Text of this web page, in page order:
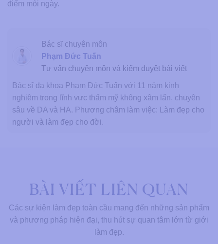
điểm mỗi ngày.
Bác sĩ chuyên môn
Phạm Đức Tuấn
Tư vấn chuyên môn và kiểm duyệt bài viết
Bác sĩ đa khoa Phạm Đức Tuấn với 11 năm kinh
nghiệm trong lĩnh vực thẩm mỹ không xâm lấn, chuyên
sâu về DA và HA. Phương châm làm việc: Làm đẹp cho
người và làm đẹp cho đời.
BÀI VIẾT LIÊN QUAN
Các sự kiện làm đẹp toàn cầu mang đến những sản phẩm
và phương pháp hiện đại, thu hút sự quan tâm lớn từ giới
làm đẹp.